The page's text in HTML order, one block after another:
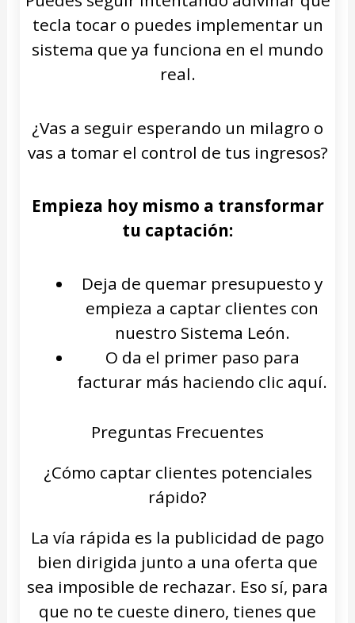
tecla tocar o puedes implementar un
sistema que ya funciona en el mundo
real.
¿Vas a seguir esperando un milagro o
vas a tomar el control de tus ingresos?
Empieza hoy mismo a transformar
tu captación:
Deja de quemar presupuesto y
empieza a captar clientes con
nuestro Sistema León.
O da el primer paso para
facturar más haciendo clic aquí.
Preguntas Frecuentes
¿Cómo captar clientes potenciales
rápido?
La vía rápida es la publicidad de pago
bien dirigida junto a una oferta que
sea imposible de rechazar. Eso sí, para
que no te cueste dinero, tienes que